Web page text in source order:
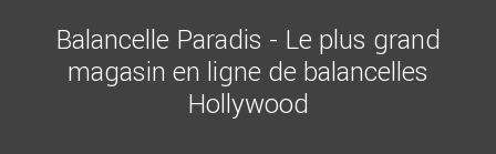
Balancelle Paradis - Le plus grand
magasin en ligne de balancelles
Hollywood